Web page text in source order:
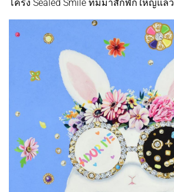
โคร่ง Sealed Smile ที่มีมาสักพักใหญ่แล้ว